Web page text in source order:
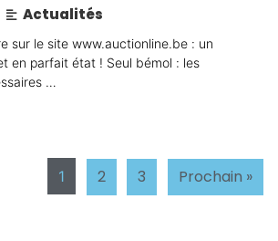
Actualités
sur le site www.auctionline.be : un
en parfait état ! Seul bémol : les
…
1 2 3 Prochain »